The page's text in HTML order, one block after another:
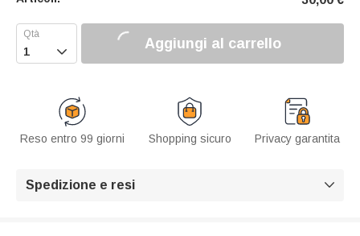
 Aggiungi al carrello
Reso entro 99 giorni Shopping sicuro Privacy garantita
Spedizione e resi 